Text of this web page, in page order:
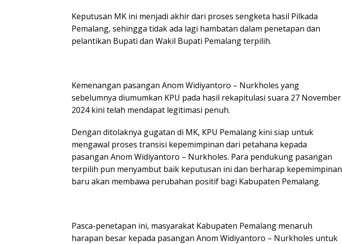
Keputusan MK ini menjadi akhir dari proses sengketa hasil Pilkada
Pemalang, sehingga tidak ada lagi hambatan dalam penetapan dan
pelantikan Bupati dan Wakil Bupati Pemalang terpilih.
Kemenangan pasangan Anom Widiyantoro – Nurkholes yang
sebelumnya diumumkan KPU pada hasil rekapitulasi suara 27 November
2024 kini telah mendapat legitimasi penuh.
Dengan ditolaknya gugatan di MK, KPU Pemalang kini siap untuk
mengawal proses transisi kepemimpinan dari petahana kepada
pasangan Anom Widiyantoro – Nurkholes. Para pendukung pasangan
terpilih pun menyambut baik keputusan ini dan berharap kepemimpinan
baru akan membawa perubahan positif bagi Kabupaten Pemalang.
Pasca-penetapan ini, masyarakat Kabupaten Pemalang menaruh
harapan besar kepada pasangan Anom Widiyantoro – Nurkholes untuk